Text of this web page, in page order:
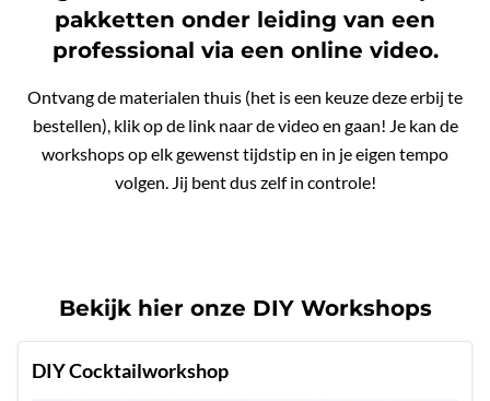
pakketten onder leiding van een
professional via een online video.
Ontvang de materialen thuis (het is een keuze deze erbij te
bestellen), klik op de link naar de video en gaan! Je kan de
workshops op elk gewenst tijdstip en in je eigen tempo
volgen. Jij bent dus zelf in controle!
Bekijk hier onze DIY Workshops
DIY Cocktailworkshop